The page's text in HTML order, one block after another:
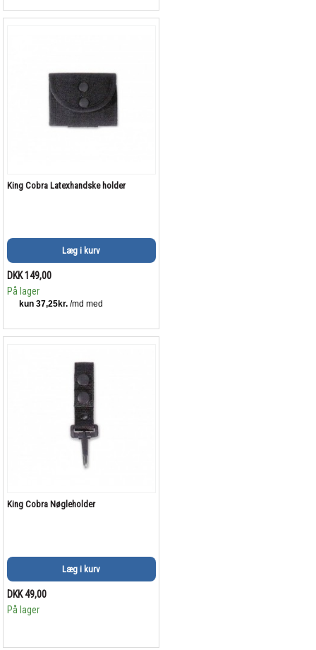
King Cobra Latexhandske holder
Læg i kurv
DKK 149,00
På lager
King Cobra Nøgleholder
Læg i kurv
DKK 49,00
På lager